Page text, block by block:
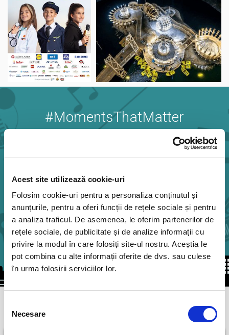
Acest site utilizează cookie-uri
Folosim cookie-uri pentru a personaliza conținutul și
anunțurile, pentru a oferi funcții de rețele sociale și pentru
a analiza traficul. De asemenea, le oferim partenerilor de
rețele sociale, de publicitate și de analize informații cu
privire la modul în care folosiți site-ul nostru. Aceștia le
pot combina cu alte informații oferite de dvs. sau culese
în urma folosirii serviciilor lor.
consimțământului
Necesare
#MomentsThatMatter
Opera Comica pentru Copii
Concerte la Sala Radio
Opera Nationala Romana Cluj
Teatrul Godot
Teatru